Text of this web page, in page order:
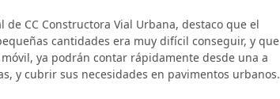
de CC Constructora Vial Urbana, destaco que el
cantidades era muy difícil conseguir, y que
ya podrán contar rápidamente desde una a
y cubrir sus necesidades en pavimentos urbanos.